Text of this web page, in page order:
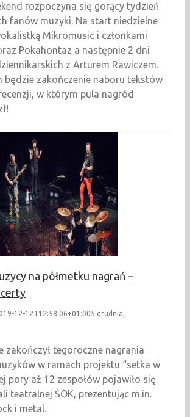
rozpoczyna się gorący tydzień
fanów muzyki. Na start niedzielne
Mikromusic i członkami
Pokahontaz a następnie 2 dni
z Arturem Rawiczem.
będzie zakończenie naboru tekstów
w którym pula nagród
na półmetku nagrań –
12-12T12:58:06+01:005 grudnia,
zakończył tegoroczne nagrania
w ramach projektu “setka w
pory aż 12 zespołów pojawiło się
teatralnej ŚOK, prezentując m.in.
i metal.